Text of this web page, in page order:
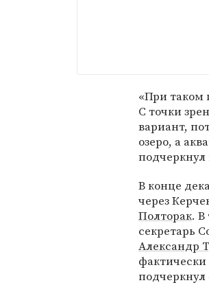
«При таком
С точки
вариант,
озеро, а
подчеркнул
В конце
через
Полторак.
секретарь
Александр
фактически
подчеркнул